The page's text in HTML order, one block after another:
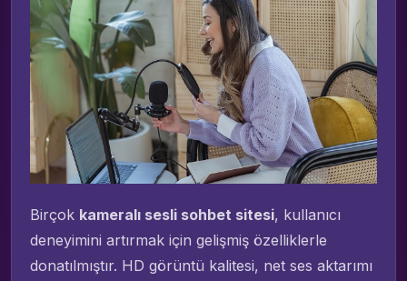
Birçok kameralı sesli sohbet sitesi, kullanıcı
deneyimini artırmak için gelişmiş özelliklerle
donatılmıştır. HD görüntü kalitesi, net ses aktarımı